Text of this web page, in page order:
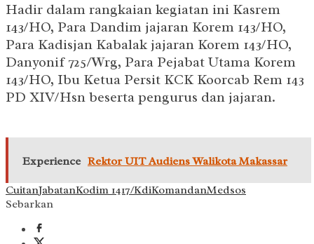
Hadir dalam rangkaian kegiatan ini Kasrem
143/HO, Para Dandim jajaran Korem 143/HO,
Para Kadisjan Kabalak jajaran Korem 143/HO,
Danyonif 725/Wrg, Para Pejabat Utama Korem
143/HO, Ibu Ketua Persit KCK Koorcab Rem 143
PD XIV/Hsn beserta pengurus dan jajaran.
Experience Rektor UIT Audiens Walikota Makassar
CuitanJabatanKodim 1417/KdiKomandanMedsos
Sebarkan